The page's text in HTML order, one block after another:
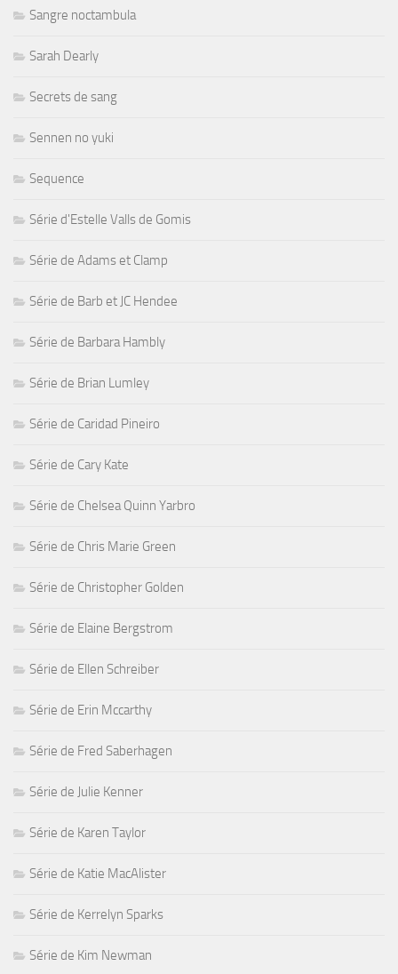
Sangre noctambula
Sarah Dearly
Secrets de sang
Sennen no yuki
Sequence
Série d'Estelle Valls de Gomis
Série de Adams et Clamp
Série de Barb et JC Hendee
Série de Barbara Hambly
Série de Brian Lumley
Série de Caridad Pineiro
Série de Cary Kate
Série de Chelsea Quinn Yarbro
Série de Chris Marie Green
Série de Christopher Golden
Série de Elaine Bergstrom
Série de Ellen Schreiber
Série de Erin Mccarthy
Série de Fred Saberhagen
Série de Julie Kenner
Série de Karen Taylor
Série de Katie MacAlister
Série de Kerrelyn Sparks
Série de Kim Newman